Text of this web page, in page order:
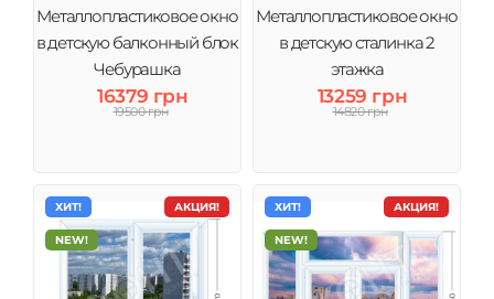
Металлопластиковое окно
в детскую балконный блок
Чебурашка
16379 грн
19500 грн
Металлопластиковое окно
в детскую сталинка 2
этажка
13259 грн
14820 грн
АКЦИЯ!
ХИТ!
NEW!
АКЦИЯ!
ХИТ!
NEW!